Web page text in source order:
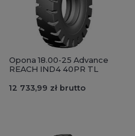
Opona 18.00-25 Advance
REACH IND4 40PR TL
12 733,99 zł brutto